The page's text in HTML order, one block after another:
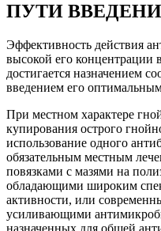
ПУТИ
Эффективность действия
высокой его концентрации
достигается назначением
введением его
При местном характере
купирования острого
использование одного
обязательным местным
повязками с мазями на
обладающими широким
активности, или
усиливающими